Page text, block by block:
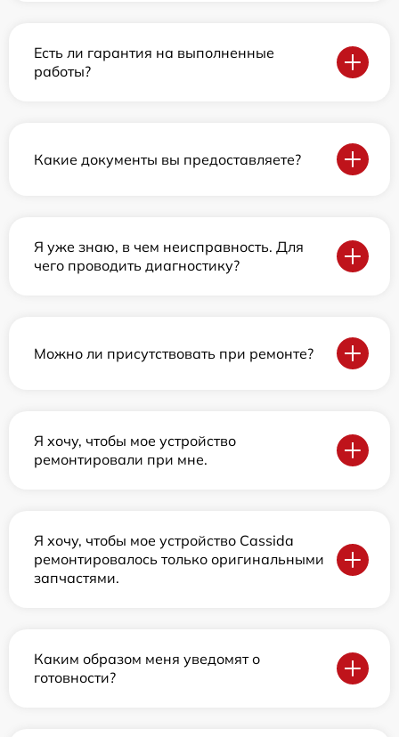
Есть ли гарантия на выполненные
работы?
Какие документы вы предоставляете?
Я уже знаю, в чем неисправность. Для
чего проводить диагностику?
Можно ли присутствовать при ремонте?
Я хочу, чтобы мое устройство
ремонтировали при мне.
Я хочу, чтобы мое устройство Cassida
ремонтировалось только оригинальными
запчастями.
Каким образом меня уведомят о
готовности?